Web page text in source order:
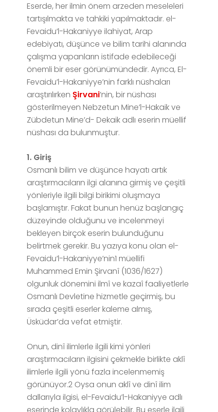
Eserde, her ilmin önem arzeden meseleleri
tartışılmakta ve tahkiki yapılmaktadır. el-
Fevaidu’l-Hakaniyye ilahiyat, Arap
edebiyatı, düşünce ve bilim tarihi alanında
çalışma yapanların istifade edebileceği
önemli bir eser görünümündedir. Ayrıca, El-
Fevaidu’l-Hakaniyye’nin farklı nüshaları
araştırılırkenŞirvani’nin, bir nüshası
gösterilmeyen Nebzetun Mine’l-Hakaik ve
Zübdetun Mine’d- Dekaik adlı eserin müellif
nüshası da bulunmuştur.
1. Giriş
Osmanlı bilim ve düşünce hayatı artık
araştırmacıların ilgi alanına girmiş ve çeşitli
yönleriyle ilgili bilgi birikimi oluşmaya
başlamıştır. Fakat bunun henüz başlangıç
düzeyinde olduğunu ve incelenmeyi
bekleyen birçok eserin bulunduğunu
belirtmek gerekir. Bu yazıya konu olan el-
Fevaidu’l-Hakaniyye’nin1 müellifi
Muhammed Emin Şirvanî (1036/1627)
olgunluk dönemini ilmî ve kazaî faaliyetlerle
Osmanlı Devletine hizmetle geçirmiş, bu
sırada çeşitli eserler kaleme almış,
Üsküdar’da vefat etmiştir.
Onun, dinî ilimlerle ilgili kimi yönleri
araştırmacıların ilgisini çekmekle birlikte aklî
ilimlerle ilgili yönü fazla incelenmemiş
görünüyor.2 Oysa onun aklî ve dinî ilim
dallarıyla ilgisi, el-Fevaidu’l-Hakaniyye adlı